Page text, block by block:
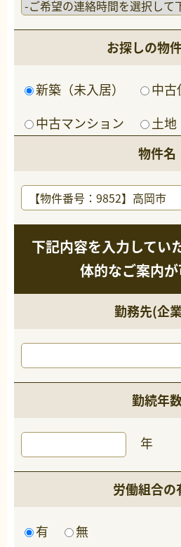
お探しの物
新築（未入居）
中古
中古マンション
土地
物件名
下記内容を入力してい
体的なご案内
勤務先(企
勤続年
年
労働組合の
有 無